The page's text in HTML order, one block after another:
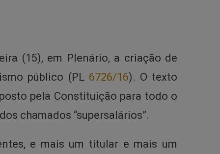
(15), em Plenário, a criação de
público (PL 6726/16). O texto
pela Constituição para todo o
chamados “supersalários”.
e mais um titular e mais um